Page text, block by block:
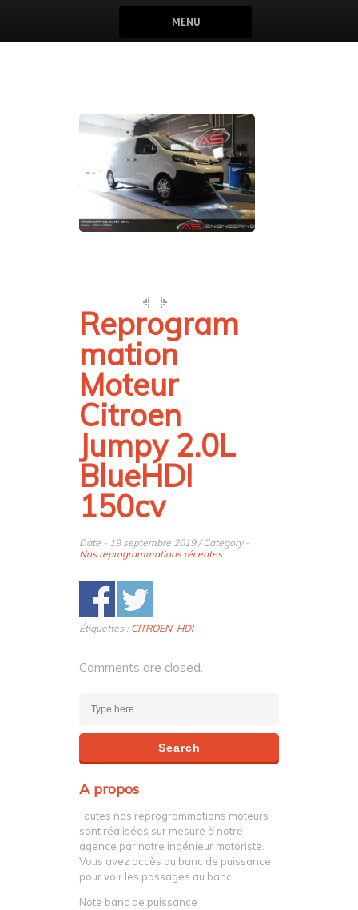
MENU
Reprogram
mation
Moteur
Citroen
Jumpy 2.0L
BlueHDI
150cv
Date - 19 septembre 2019 / Category -
Nos reprogrammations récentes
Étiquettes : CITROEN, HDI
Comments are closed.
A propos
Toutes nos reprogrammations moteurs
sont réalisées sur mesure à notre
agence par notre ingénieur motoriste.
Vous avez accès au banc de puissance
pour voir les passages au banc.
Note banc de puissance :